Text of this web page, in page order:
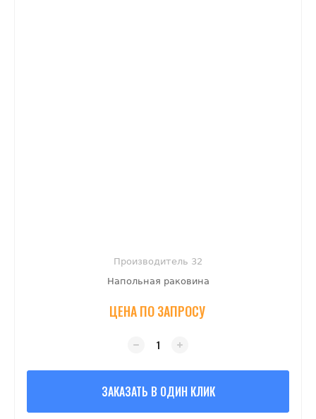
Производитель 32
Напольная раковина
ЦЕНА ПО ЗАПРОСУ
ЗАКАЗАТЬ В ОДИН КЛИК